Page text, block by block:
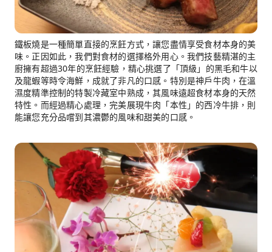
鐵板燒是一種簡單直接的烹飪方式，讓您盡情享受食材本身的美
味。正因如此，我們對食材的選擇格外用心。我們技藝精湛的主
廚擁有超過30年的烹飪經驗，精心挑選了「頂級」的黑毛和牛以
及龍蝦等時令海鮮，成就了非凡的口感。特別是神戶牛肉，在溫
濕度精準控制的特製冷藏室中熟成，其風味遠超食材本身的天然
特性。而經過精心處理，完美展現牛肉「本性」的西冷牛排，則
能讓您充分品嚐到其濃鬱的風味和甜美的口感。